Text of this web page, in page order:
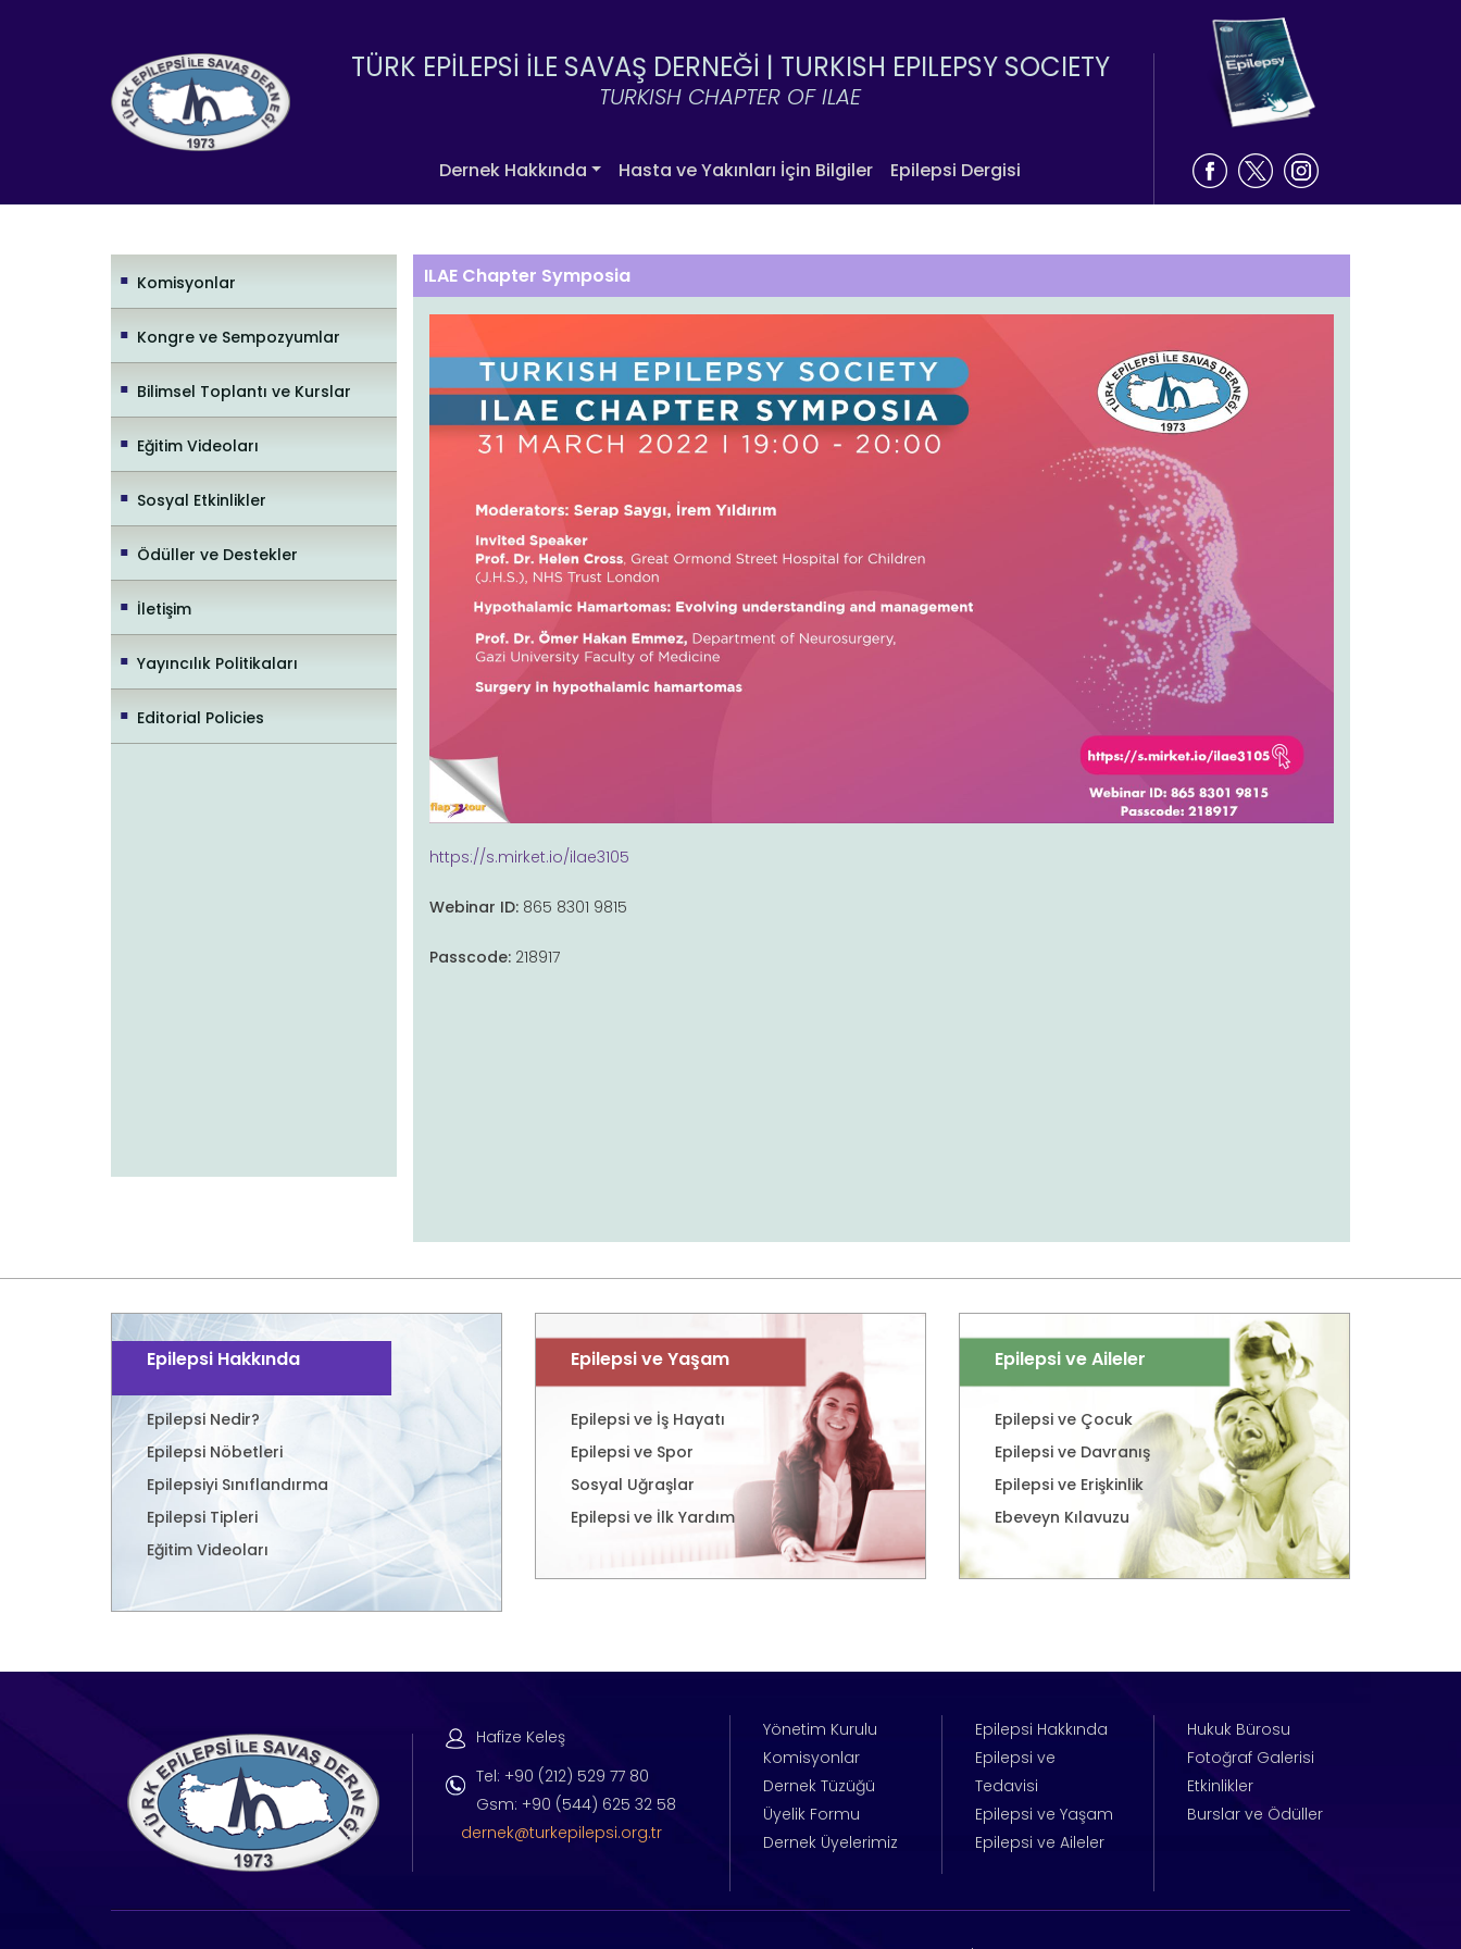
TÜRK EPİLEPSİ İLE SAVAŞ DERNEĞİ | TURKISH EPILEPSY SOCIETY
TURKISH CHAPTER OF ILAE
Dernek Hakkında Hasta ve Yakınları İçin Bilgiler Epilepsi Dergisi
Komisyonlar
Kongre ve Sempozyumlar
Bilimsel Toplantı ve Kurslar
Eğitim Videoları
Sosyal Etkinlikler
Ödüller ve Destekler
İletişim
Yayıncılık Politikaları
Editorial Policies
ILAE Chapter Symposia
https://s.mirket.io/ilae3105
Webinar ID: 865 8301 9815
Passcode:218917
Epilepsi Hakkında
Epilepsi Nedir?
Epilepsi Nöbetleri
Epilepsiyi Sınıflandırma
Epilepsi Tipleri
Eğitim Videoları
Epilepsi ve Yaşam
Epilepsi ve İş Hayatı
Epilepsi ve Spor
Sosyal Uğraşlar
Epilepsi ve İlk Yardım
Epilepsi ve Aileler
Epilepsi ve Çocuk
Epilepsi ve Davranış
Epilepsi ve Erişkinlik
Ebeveyn Kılavuzu
Hafize Keleş
Tel: +90 (212) 529 77 80
Gsm: +90 (544) 625 32 58
dernek@turkepilepsi.org.tr
Yönetim Kurulu
Komisyonlar
Dernek Tüzüğü
Üyelik Formu
Dernek Üyelerimiz
Epilepsi Hakkında
Epilepsi ve
Tedavisi
Epilepsi ve Yaşam
Epilepsi ve Aileler
Hukuk Bürosu
Fotoğraf Galerisi
Etkinlikler
Burslar ve Ödüller